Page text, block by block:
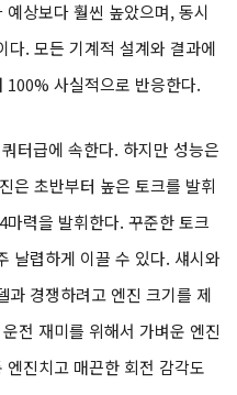
상보다 훨씬 높았으며, 동시
다. 모든 기계적 설계와 결과에
100% 사실적으로 반응한다.
터급에 속한다. 하지만 성능은
은 초반부터 높은 토크를 발휘
력을 발휘한다. 꾸준한 토크
날렵하게 이끌 수 있다. 섀시와
과 경쟁하려고 엔진 크기를 제
전 재미를 위해서 가벼운 엔진
진치고 매끈한 회전 감각도